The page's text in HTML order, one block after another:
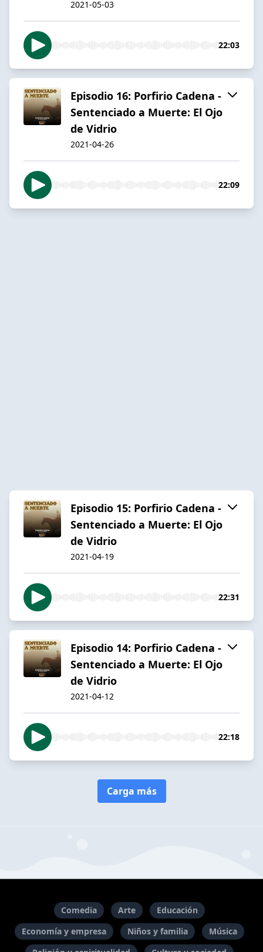
2021-05-03
22:03
Episodio 16: Porfirio Cadena -
Sentenciado a Muerte: El Ojo
de Vidrio
2021-04-26
22:09
Episodio 15: Porfirio Cadena -
Sentenciado a Muerte: El Ojo
de Vidrio
2021-04-19
22:31
Episodio 14: Porfirio Cadena -
Sentenciado a Muerte: El Ojo
de Vidrio
2021-04-12
22:18
Carga más
Comedia Arte
Educación
Economía y empresa
Niños y familia
Música